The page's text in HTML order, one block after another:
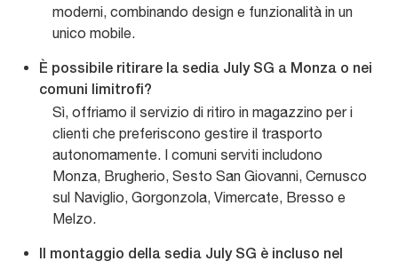
moderni, combinando design e funzionalità in un
unico mobile.
È possibile ritirare la sedia July SG a Monza o nei
comuni limitrofi?
Sì, offriamo il servizio di ritiro in magazzino per i
clienti che preferiscono gestire il trasporto
autonomamente. I comuni serviti includono
Monza, Brugherio, Sesto San Giovanni, Cernusco
sul Naviglio, Gorgonzola, Vimercate, Bresso e
Melzo.
Il montaggio della sedia July SG è incluso nel